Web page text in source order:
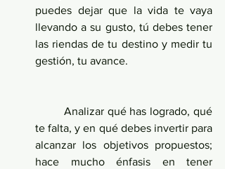
puedes dejar que la vida te vaya
llevando a su gusto, tú debes tener
las riendas de tu destino y medir tu
gestión, tu avance.
te falta, y en qué debes invertir para
alcanzar los objetivos propuestos;
hace mucho énfasis en tener